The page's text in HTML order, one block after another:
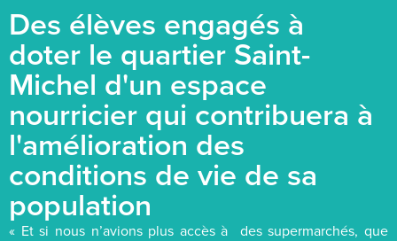
Des élèves engagés à
doter le quartier Saint-
Michel d'un espace
nourricier qui contribuera à
l'amélioration des
conditions de vie de sa
population
« Et si nous n’avions plus accès à des supermarchés, que